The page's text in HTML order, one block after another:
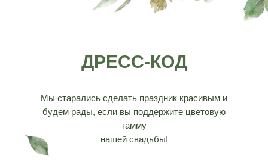
ДРЕСС-КОД
Мы старались сделать праздник красивым и
будем рады, если вы поддержите цветовую
гамму
нашей свадьбы!